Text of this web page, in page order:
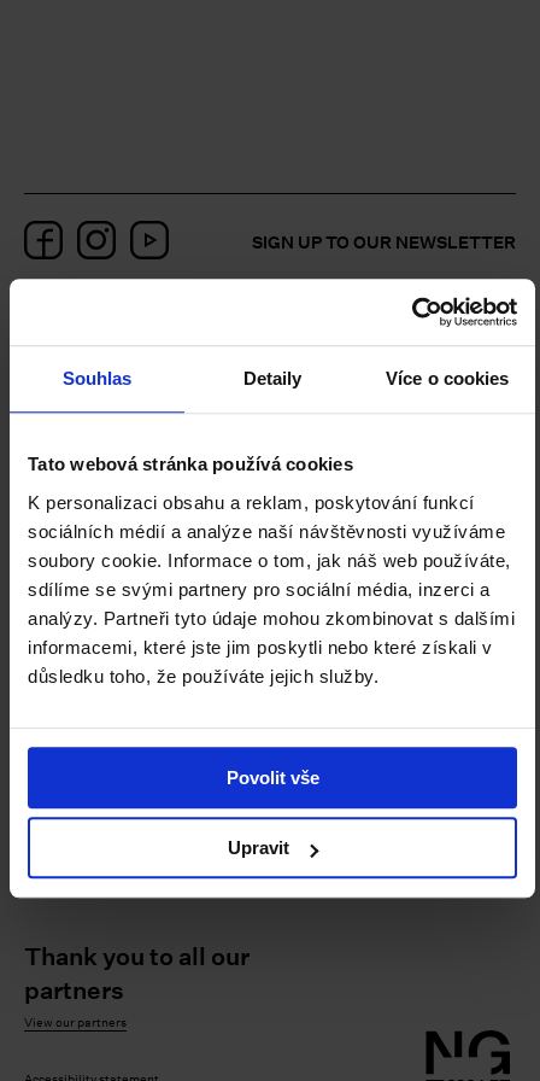
Souhlas Detaily Více o cookies
Tato webová stránka používá cookies
K personalizaci obsahu a reklam, poskytování funkcí
sociálních médií a analýze naší návštěvnosti využíváme
soubory cookie. Informace o tom, jak náš web používáte,
sdílíme se svými partnery pro sociální média, inzerci a
analýzy. Partneři tyto údaje mohou zkombinovat s dalšími
informacemi, které jste jim poskytli nebo které získali v
důsledku toho, že používáte jejich služby.
Povolit vše
Upravit
Facebook
Instagram
YouTubeSIGN UP TO OUR NEWSLETTER
Join the NGP Club of Friends and
support us.
LEARN MORE
HOURS
BOOKING
SUPPORT US
Thank you to all our
partners
View our partners